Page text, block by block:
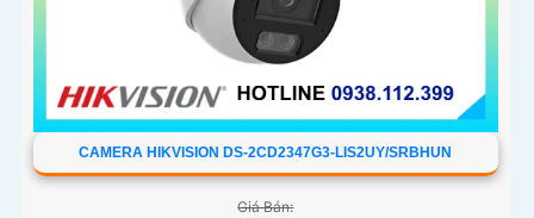
CAMERA HIKVISION DS-2CD2347G3-LIS2UY/SRBHUN
Giá Bán: